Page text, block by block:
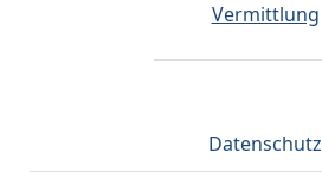
Vermittlung
Datenschutz